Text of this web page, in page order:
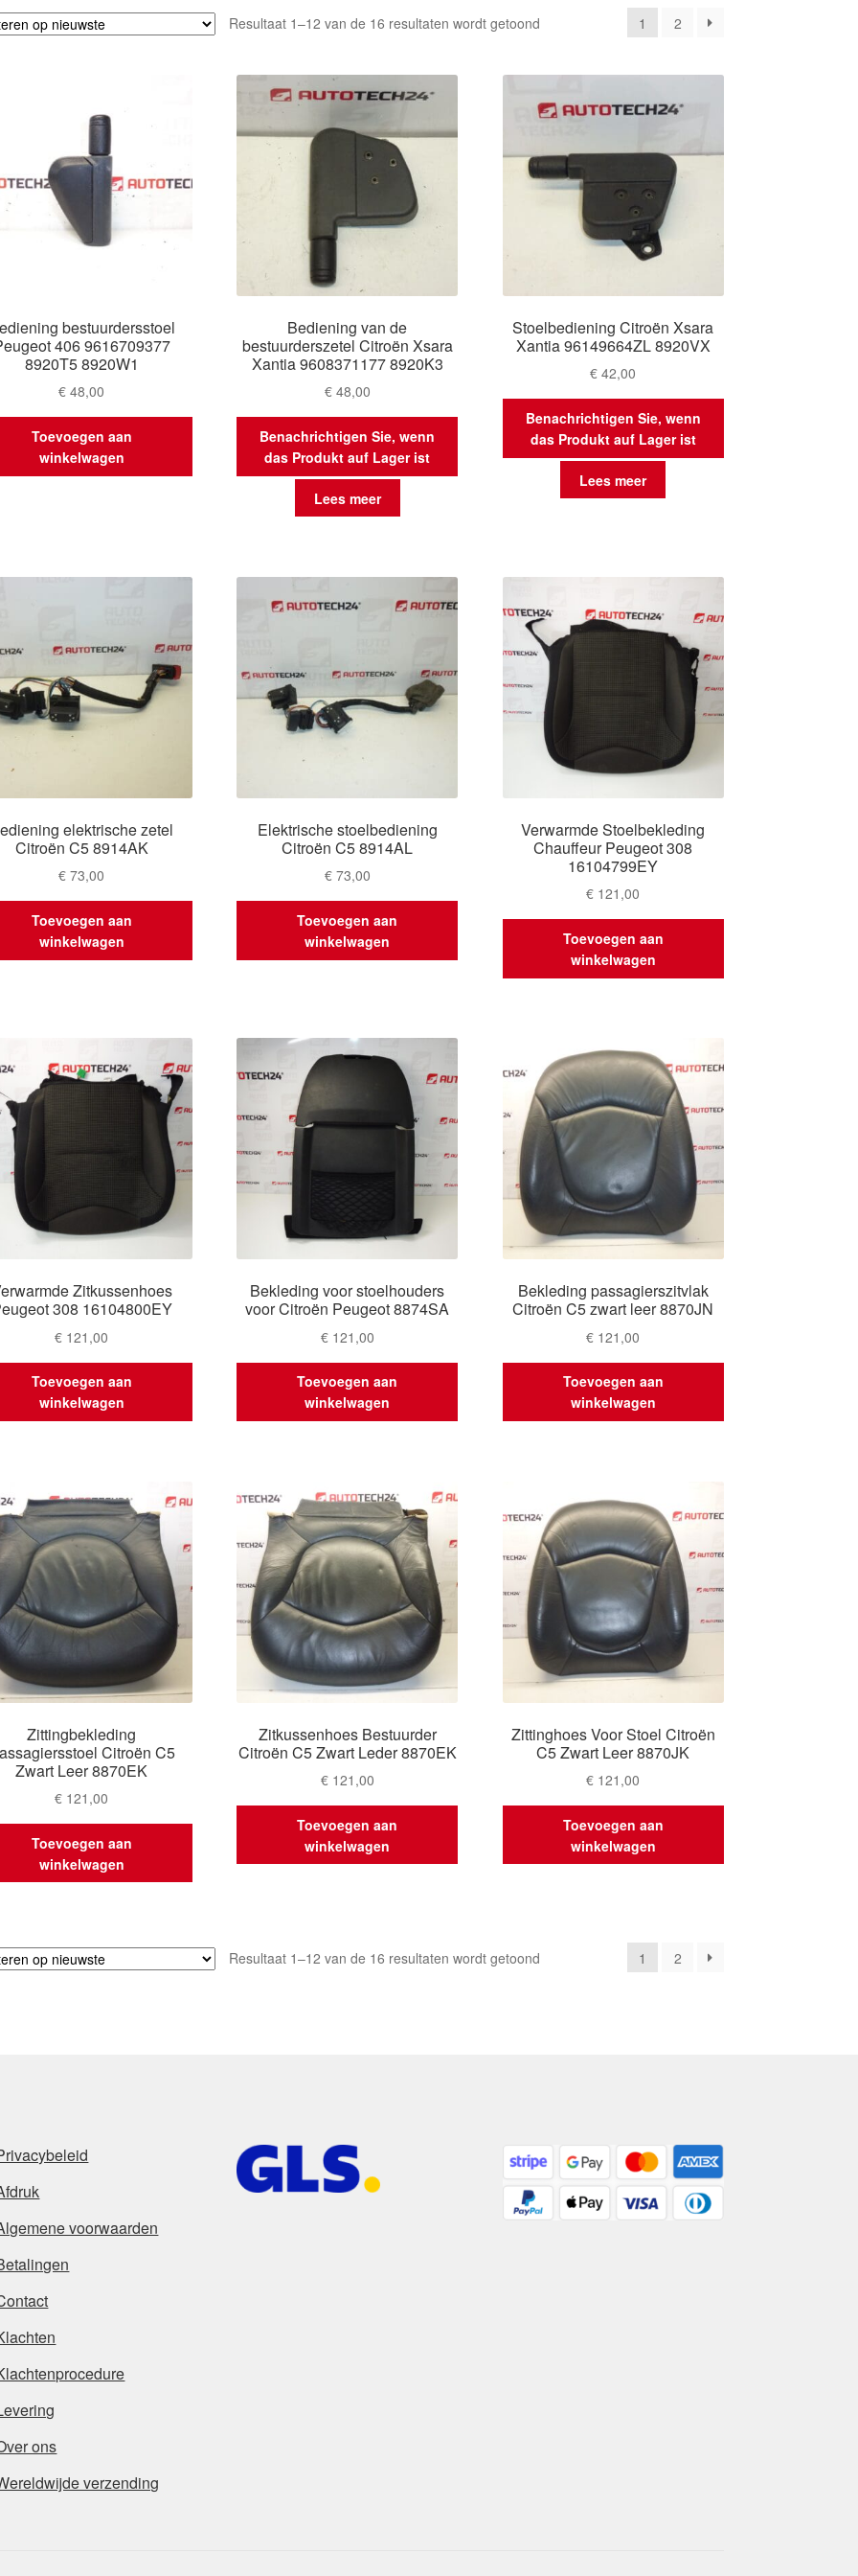
Resultaat 1–12 van de 16 resultaten wordt getoondGesorteerd
1 2
bestuurdersstoel
406 9616709377
8920T5 8920W1
€ 48,00
Toevoegen aan
winkelwagen
Bediening van de
bestuurderszetel Citroën Xsara
Xantia 9608371177 8920K3
€48,00
Benachrichtigen Sie, wenn
das Produkt auf Lager ist
Lees meer
Stoelbediening Citroën Xsara
Xantia 96149664ZL 8920VX
€ 42,00
Benachrichtigen Sie, wenn
das Produkt auf Lager ist
Lees meer
elektrische zetel
Citroën C5 8914AK
€ 73,00
Toevoegen aan
winkelwagen
Elektrische stoelbediening
Citroën C5 8914AL
€73,00
Toevoegen aan
winkelwagen
Verwarmde Stoelbekleding
Chauffeur Peugeot 308
16104799EY
€ 121,00
Toevoegen aan
winkelwagen
Zitkussenhoes
308 16104800EY
€ 121,00
Toevoegen aan
winkelwagen
Bekleding voor stoelhouders
voor Citroën Peugeot 8874SA
€121,00
Toevoegen aan
winkelwagen
Bekleding passagierszitvlak
Citroën C5 zwart leer 8870JN
€ 121,00
Toevoegen aan
winkelwagen
Zittingbekleding
Citroën C5
Zwart Leer 8870EK
€ 121,00
Toevoegen aan
winkelwagen
Zitkussenhoes Bestuurder
Citroën C5 Zwart Leder 8870EK
€121,00
Toevoegen aan
winkelwagen
Zittinghoes Voor Stoel Citroën
C5 Zwart Leer 8870JK
€ 121,00
Toevoegen aan
winkelwagen
Resultaat 1–12 van de 16 resultaten wordt getoondGesorteerd
1 2
voorwaarden
ons
verzending